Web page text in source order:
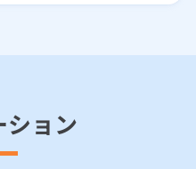
ション